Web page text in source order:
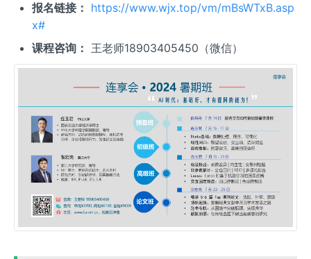
报名链接： https://www.wjx.top/vm/mBsWTxB.asp
x#
课程咨询： 王老师18903405450（微信）